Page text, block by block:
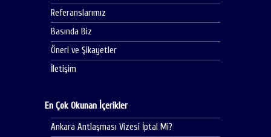
Referanslarımız
Basında Biz
Öneri ve Şikayetler
İletişim
En Çok Okunan İçerikler
Ankara Antlaşması Vizesi İptal Mi?